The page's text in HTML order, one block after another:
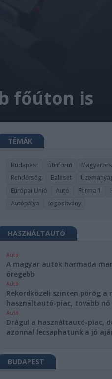
főúton is
TÉMÁK
Budapest Útinform
Rendőrség
Baleset
Európai Unió
Autó Forma 1
Autópálya
Jogosítvány
HASZNÁLTAUTÓ
Autó
A magyar autók harmada már
öregebb
Autó
Rekordközeli szinten pörög a
használtautó-piac, tovább
Autó
Drágul a használtautó-piac,
azonnal lecsaphatunk a jó
BUDAPEST